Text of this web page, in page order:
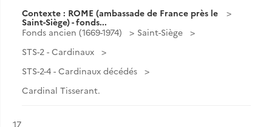
Contexte : ROME (ambassade de France près le
Saint-Siège) - fonds...
Fonds ancien (1669-1974)
Saint-Siège
STS-2 - Cardinaux
STS-2-4 - Cardinaux décédés
Cardinal Tisserant.
Résultat n°
17